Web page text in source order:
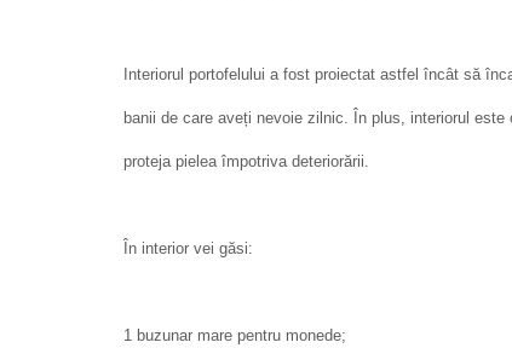
Interiorul portofelului a fost proiectat astfel încât să
banii de care aveți nevoie zilnic. În plus, interiorul
proteja pielea împotriva deteriorării.
În interior vei găsi:
1 buzunar mare pentru monede;